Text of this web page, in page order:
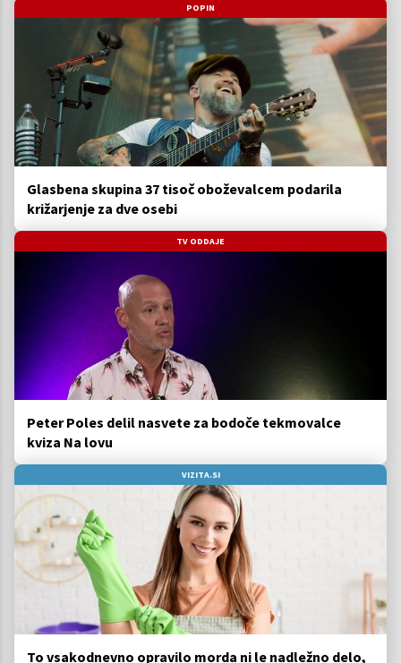
POPIN
Glasbena skupina 37 tisoč oboževalcem podarila
križarjenje za dve osebi
TV ODDAJE
Peter Poles delil nasvete za bodoče tekmovalce
kviza Na lovu
VIZITA.SI
To vsakodnevno opravilo morda ni le nadležno delo,